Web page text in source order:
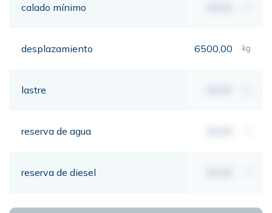
calado mínimo
desplazamiento 6500,00 kg
lastre
reserva de agua
reserva de diesel